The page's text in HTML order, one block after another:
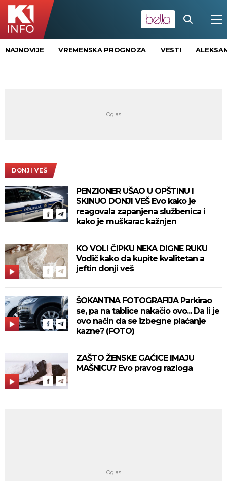
NAJNOVIJE VREMENSKA PROGNOZA VESTI
DONJI VEŠ
PENZIONER UŠAO U OPŠTINU I
SKINUO DONJI VEŠ Evo kako je
reagovala zapanjena službenica i
kako je muškarac kažnjen
KO VOLI ČIPKU NEKA DIGNE RUKU
Vodič kako da kupite kvalitetan a
jeftin donji veš
ŠOKANTNA FOTOGRAFIJA Parkirao
se, pa na tablice nakačio ovo... Da li je
ovo način da se izbegne plaćanje
kazne? (FOTO)
ZAŠTO ŽENSKE GAĆICE IMAJU
MAŠNICU? Evo pravog razloga